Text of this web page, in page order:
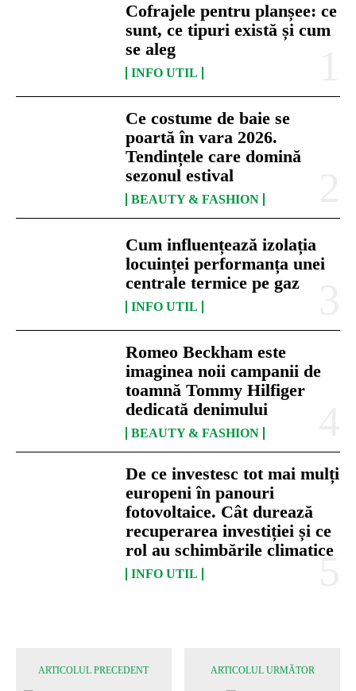
Cofrajele pentru planșee: ce
sunt, ce tipuri există și cum
se aleg
INFO UTIL
Ce costume de baie se
poartă în vara 2026.
Tendințele care domină
sezonul estival
BEAUTY & FASHION
Cum influențează izolația
locuinței performanța unei
centrale termice pe gaz
INFO UTIL
Romeo Beckham este
imaginea noii campanii de
toamnă Tommy Hilfiger
dedicată denimului
BEAUTY & FASHION
De ce investesc tot mai mulți
europeni în panouri
fotovoltaice. Cât durează
recuperarea investiției și ce
rol au schimbările climatice
INFO UTIL
ARTICOLUL PRECEDENT ARTICOLUL URMĂTOR